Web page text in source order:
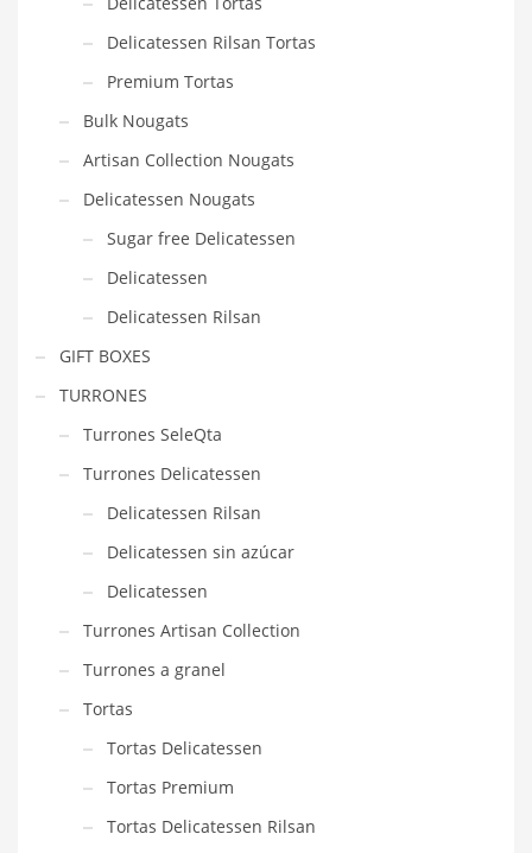
Delicatessen Rilsan Tortas
Premium Tortas
Bulk Nougats
Artisan Collection Nougats
Delicatessen Nougats
Sugar free Delicatessen
Delicatessen
Delicatessen Rilsan
GIFT BOXES
TURRONES
Turrones SeleQta
Turrones Delicatessen
Delicatessen Rilsan
Delicatessen sin azúcar
Delicatessen
Turrones Artisan Collection
Turrones a granel
Tortas
Tortas Delicatessen
Tortas Premium
Tortas Delicatessen Rilsan